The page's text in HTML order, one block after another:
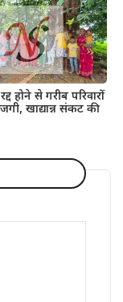
होने से गरीब परिवारों
खाद्यान्न संकट की